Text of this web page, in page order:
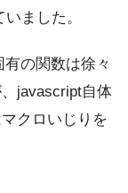
ました。
の関数は徐々
javascript自体
クロいじりを